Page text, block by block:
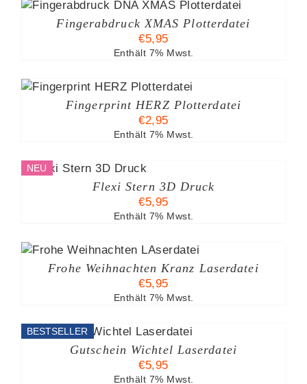
Fingerabdruck XMAS Plotterdatei
€5,95
Enthält 7% Mwst.
Fingerprint HERZ Plotterdatei
€2,95
Enthält 7% Mwst.
NEU
Flexi Stern 3D Druck
€5,95
Enthält 7% Mwst.
Frohe Weihnachten Kranz Laserdatei
€5,95
Enthält 7% Mwst.
BESTSELLER
Gutschein Wichtel Laserdatei
€5,95
Enthält 7% Mwst.